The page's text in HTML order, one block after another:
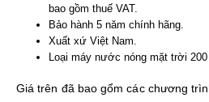
bao gồm thuế VAT.
Bảo hành 5 năm chính hãng.
Xuất xứ Việt Nam.
Loại máy nước nóng mặt trời
Giá trên đã bao gổm các chương